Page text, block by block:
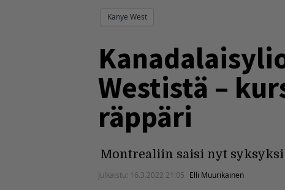
Kanye West
Westistä –
räppäri
Montrealiin saisi nyt syksyksi
Julkaistu: 16.3.2022 21:05 Elli Muurikainen